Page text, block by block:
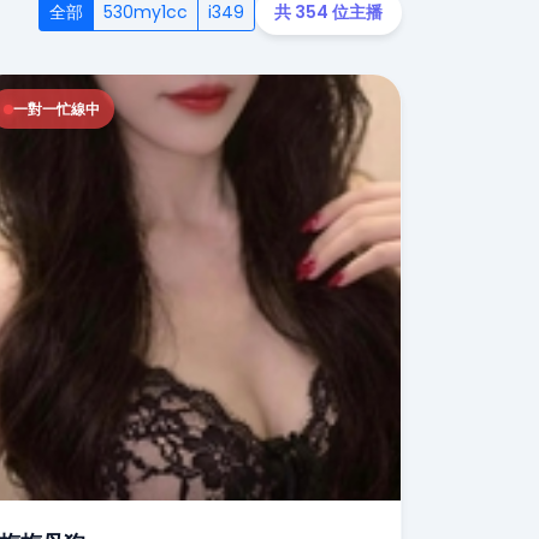
全部 530my1cc i349 共 354 位主播
一對一忙線中